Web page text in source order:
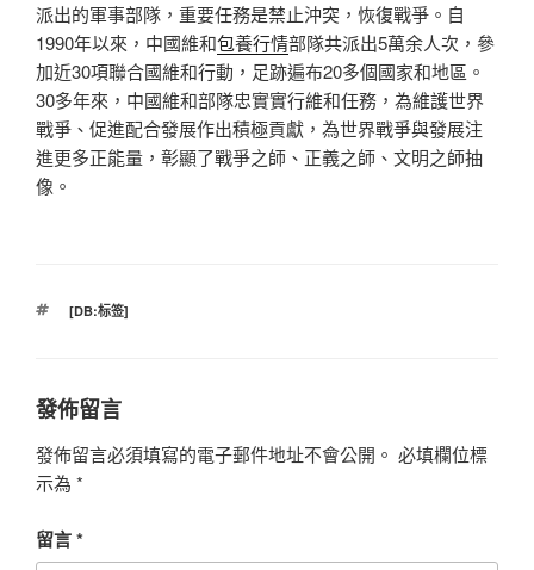
派出的軍事部隊，重要任務是禁止沖突，恢復戰爭。自
1990年以來，中國維和包養行情部隊共派出5萬余人次，參
加近30項聯合國維和行動，足跡遍布20多個國家和地區。
30多年來，中國維和部隊忠實實行維和任務，為維護世界
戰爭、促進配合發展作出積極貢獻，為世界戰爭與發展注
進更多正能量，彰顯了戰爭之師、正義之師、文明之師抽
像。
標
[DB:标签]
發佈留言
發佈留言必須填寫的電子郵件地址不會公開。 必填欄位標
示為 *
留言*